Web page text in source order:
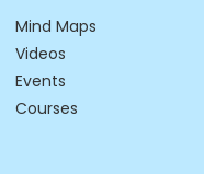
Mind Maps
Videos
Events
Courses